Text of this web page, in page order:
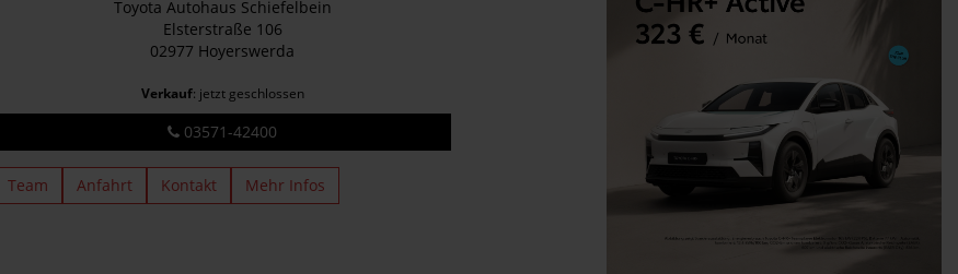
Toyota Autohaus Schiefelbein
Elsterstraße 106
02977 Hoyerswerda
Verkauf: jetzt geschlossen
03571-42400
Team Anfahrt Kontakt Mehr Infos